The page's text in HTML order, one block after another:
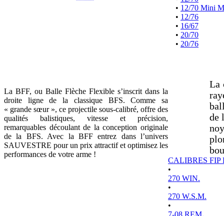
• 12/70 Mini
• 12/76
• 16/67
• 20/70
• 20/76
La BFF, ou Balle Flèche Flexible s’inscrit dans la
droite ligne de la classique BFS. Comme sa
« grande sœur », ce projectile sous-calibré, offre des
qualités balistiques, vitesse et précision,
remarquables découlant de la conception originale
de la BFS. Avec la BFF entrez dans l’univers
SAUVESTRE pour un prix attractif et optimisez les
performances de votre arme !
La
de
CALIBRES FIP
•
270 WIN.
•
270 W.S.M.
•
7-08 REM.